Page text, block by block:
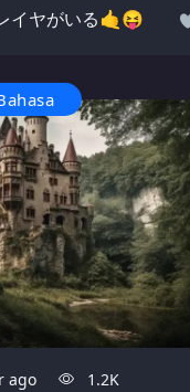
イヤがいる🤙😝
ago 1.2K